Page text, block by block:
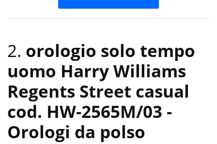
2. orologio solo tempo
uomo Harry Williams
Regents Street casual
cod. HW-2565M/03 -
Orologi da polso